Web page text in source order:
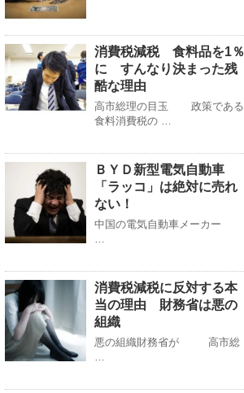
消費税減税 食料品を1％
に すんなり決まった残
酷な理由
高市総理の目玉 政策である
食料消費税の …
ＢＹＤ新型電気自動車
「ラッコ」は絶対に売れ
ない！
中国の電気自動車メーカー
…
消費税減税に反対する本
当の理由 財務省は悪の
組織
悪の組織財務省が 高市総
…